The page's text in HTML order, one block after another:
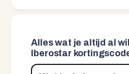
Alles wat je altijd al
Iberostar